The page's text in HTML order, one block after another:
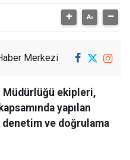
Merkezi
Müdürlüğü ekipleri,
yapılan
ve doğrulama